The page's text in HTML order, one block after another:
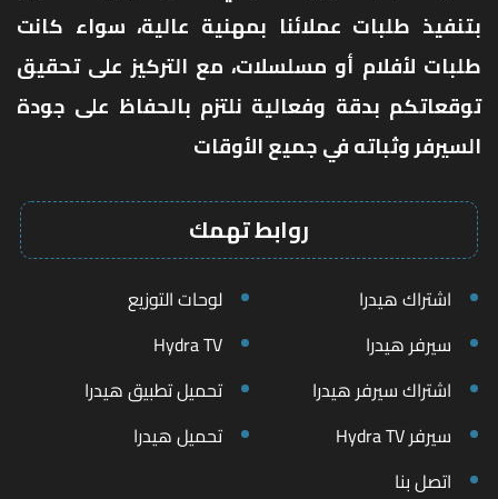
بتنفيذ طلبات عملائنا بمهنية عالية، سواء كانت
طلبات لأفلام أو مسلسلات، مع التركيز على تحقيق
توقعاتكم بدقة وفعالية نلتزم بالحفاظ على جودة
السيرفر وثباته في جميع الأوقات
روابط تهمك
اشتراك هيدرا
لوحات التوزيع
سيرفر هيدرا
Hydra TV
اشتراك سيرفر هيدرا
تحميل تطبيق هيدرا
سيرفر Hydra TV
تحميل هيدرا
اتصل بنا